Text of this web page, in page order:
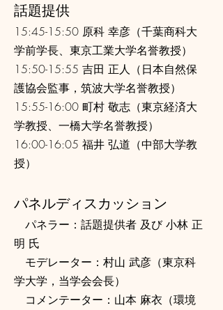
話題提供
15:45-15:50 原科 幸彦（千葉商科大
学前学長、東京工業大学名誉教授）
15:50-15:55 吉田 正人（日本自然保
護協会監事，筑波大学名誉教授）
15:55-16:00 町村 敬志（東京経済大
学教授、一橋大学名誉教授）
16:00-16:05 福井 弘道（中部大学教
授）
パネルディスカッション
パネラー：話題提供者 及び 小林 正
明 氏
モデレーター：村山 武彦（東京科
学大学，当学会会長）
コメンテーター：山本 麻衣（環境